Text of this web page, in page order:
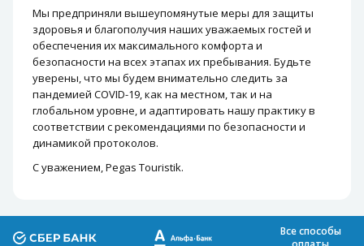
Мы предприняли вышеупомянутые меры для защиты
здоровья и благополучия наших уважаемых гостей и
обеспечения их максимального комфорта и
безопасности на всех этапах их пребывания. Будьте
уверены, что мы будем внимательно следить за
пандемией COVID-19, как на местном, так и на
глобальном уровне, и адаптировать нашу практику в
соответствии с рекомендациями по безопасности и
динамикой протоколов.
С уважением, Pegas Touristik.
Все способы